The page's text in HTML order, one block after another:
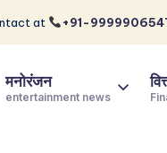
at +91-
मनोरंजन
entertainment news